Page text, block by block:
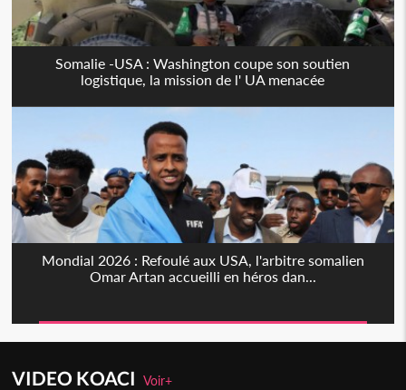
Somalie -USA : Washington coupe son soutien
logistique, la mission de l' UA menacée
Mondial 2026 : Refoulé aux USA, l'arbitre somalien
Omar Artan accueilli en héros dan...
VIDEO KOACIVoir+